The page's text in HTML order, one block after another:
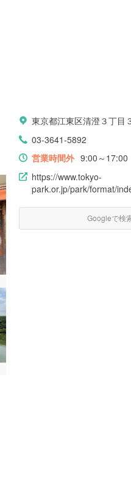
東京都江東区清澄３丁目
03-3641-5892
営業時間外 9:00～17:00
https://www.tokyo-
park.or.jp/park/format/
Googleで検